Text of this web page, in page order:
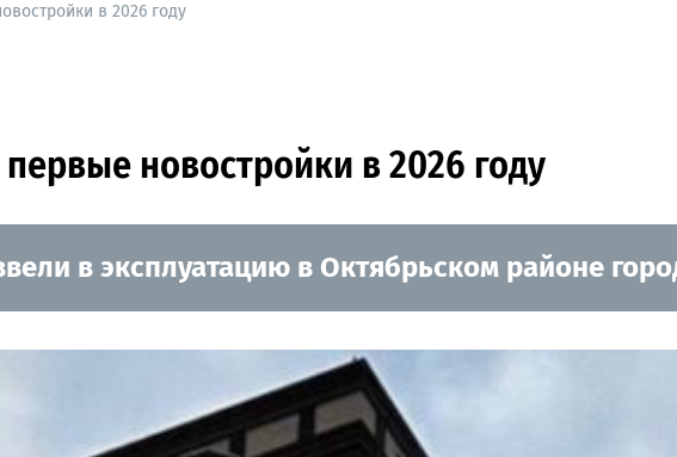
в 2026 году
новостройки в 2026 году
в эксплуатацию в Октябрьском районе